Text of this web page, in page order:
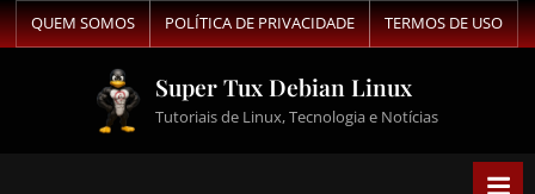
QUEM SOMOS POLÍTICA DE PRIVACIDADE TERMOS DE USO
Super Tux Debian Linux
Tutoriais de Linux, Tecnologia e Notícias